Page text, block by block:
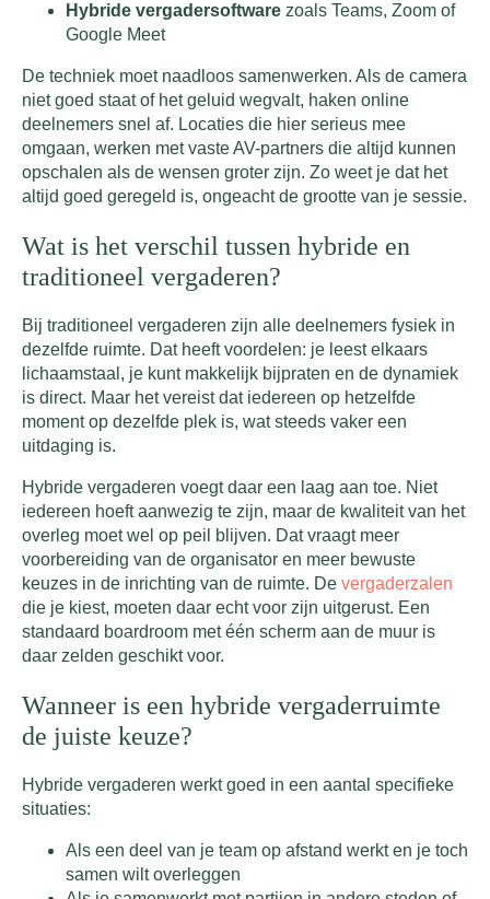
Hybride vergadersoftware zoals Teams, Zoom of
Google Meet
De techniek moet naadloos samenwerken. Als de camera
niet goed staat of het geluid wegvalt, haken online
deelnemers snel af. Locaties die hier serieus mee
omgaan, werken met vaste AV-partners die altijd kunnen
opschalen als de wensen groter zijn. Zo weet je dat het
altijd goed geregeld is, ongeacht de grootte van je sessie.
Wat is het verschil tussen hybride en
traditioneel vergaderen?
Bij traditioneel vergaderen zijn alle deelnemers fysiek in
dezelfde ruimte. Dat heeft voordelen: je leest elkaars
lichaamstaal, je kunt makkelijk bijpraten en de dynamiek
is direct. Maar het vereist dat iedereen op hetzelfde
moment op dezelfde plek is, wat steeds vaker een
uitdaging is.
Hybride vergaderen voegt daar een laag aan toe. Niet
iedereen hoeft aanwezig te zijn, maar de kwaliteit van het
overleg moet wel op peil blijven. Dat vraagt meer
voorbereiding van de organisator en meer bewuste
keuzes in de inrichting van de ruimte. De vergaderzalen
die je kiest, moeten daar echt voor zijn uitgerust. Een
standaard boardroom met één scherm aan de muur is
daar zelden geschikt voor.
Wanneer is een hybride vergaderruimte
de juiste keuze?
Hybride vergaderen werkt goed in een aantal specifieke
situaties:
Als een deel van je team op afstand werkt en je toch
samen wilt overleggen